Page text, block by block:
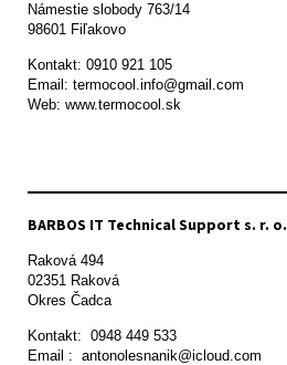
Námestie slobody 763/14
98601 Fiľakovo
Kontakt: 0910 921 105
Email: termocool.info@gmail.com
Web: www.termocool.sk
BARBOS IT Technical Support s. r. o.
Raková 494
02351 Raková
Okres Čadca
Kontakt:  0948 449 533
Email :  antonolesnanik@icloud.com